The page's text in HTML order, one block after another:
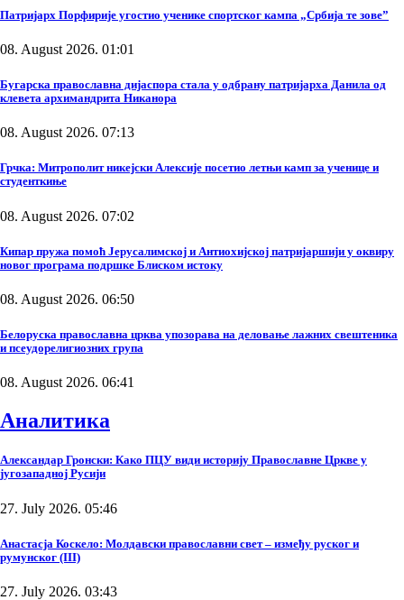
Патријарх Порфирије угостио ученике спортског кампа „Србија те зове”
08. August 2026. 01:01
Бугарска православна дијаспора стала у одбрану патријарха Данила од
клевета архимандрита Никанора
08. August 2026. 07:13
Грчка: Митрополит никејски Алексије посетио летњи камп за ученице и
студенткиње
08. August 2026. 07:02
Кипар пружа помоћ Јерусалимској и Антиохијској патријаршији у оквиру
новог програма подршке Блиском истоку
08. August 2026. 06:50
Белоруска православна црква упозорава на деловање лажних свештеника
и псеудорелигиозних група
08. August 2026. 06:41
Аналитика
Александар Гронски: Како ПЦУ види историју Православне Цркве у
југозападној Русији
27. July 2026. 05:46
Анастасја Коскело: Молдавски православни свет – између руског и
румунског (III)
27. July 2026. 03:43